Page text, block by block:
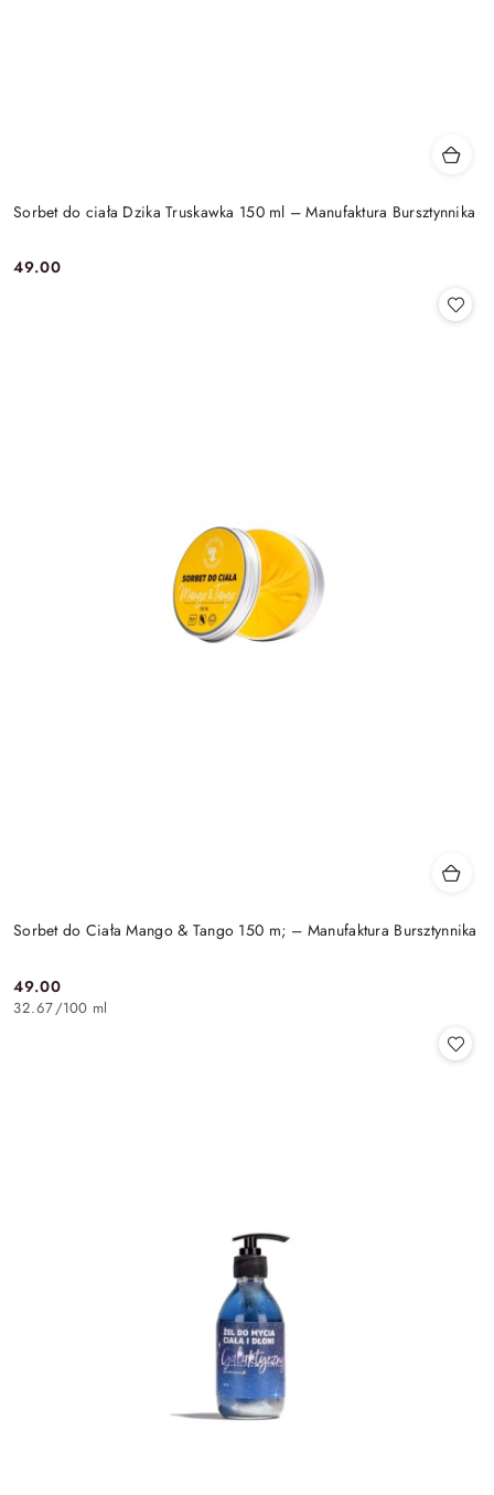
Sorbet do ciała Dzika Truskawka 150 ml – Manufaktura Bursztynnika
Cena:
49.00
Sorbet do Ciała Mango & Tango 150 m; – Manufaktura Bursztynnika
Cena:
49.00
32.67/100 ml